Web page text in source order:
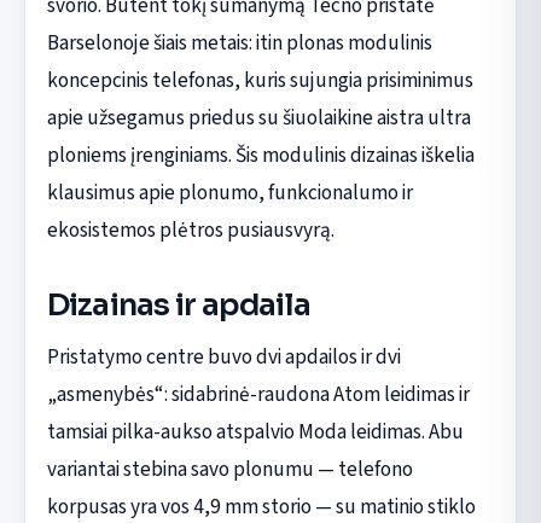
Barselonoje šiais metais: itin plonas modulinis
koncepcinis telefonas, kuris sujungia prisiminimus
apie užsegamus priedus su šiuolaikine aistra ultra
ploniems įrenginiams. Šis modulinis dizainas iškelia
klausimus apie plonumo, funkcionalumo ir
ekosistemos plėtros pusiausvyrą.
Dizainas ir apdaila
Pristatymo centre buvo dvi apdailos ir dvi
„asmenybės“: sidabrinė-raudona Atom leidimas ir
tamsiai pilka-aukso atspalvio Moda leidimas. Abu
variantai stebina savo plonumu — telefono
korpusas yra vos 4,9 mm storio — su matinio stiklo